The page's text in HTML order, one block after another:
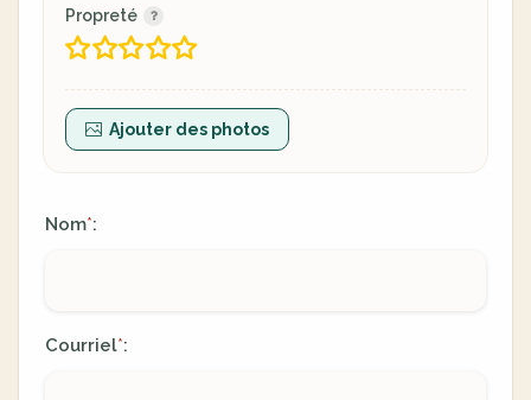
Propreté
Ajouter des photos
Nom*:
Courriel*: